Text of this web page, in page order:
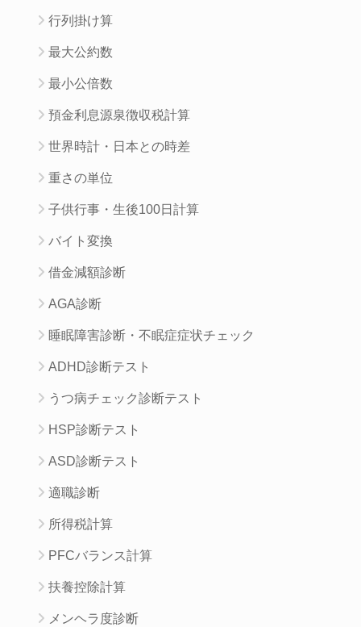
行列掛け算
最大公約数
最小公倍数
預金利息源泉徴収税計算
世界時計・日本との時差
重さの単位
子供行事・生後100日計算
バイト変換
借金減額診断
AGA診断
睡眠障害診断・不眠症症状チェック
ADHD診断テスト
うつ病チェック診断テスト
HSP診断テスト
ASD診断テスト
適職診断
所得税計算
PFCバランス計算
扶養控除計算
メンヘラ度診断